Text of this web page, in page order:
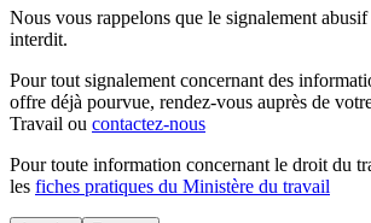
Nous vous rappelons que le signalement abusif
interdit.
Pour tout signalement concernant des
offre déjà pourvue, rendez-vous auprès de
Travail ou contactez-nous
Pour toute information concernant le droit du
les fiches pratiques du Ministère du travail